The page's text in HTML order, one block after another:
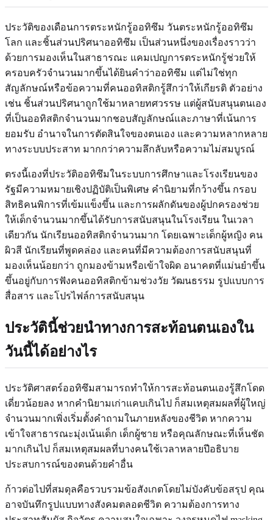
ประวัติของเดือนการตระหนักรู้ออทิซึม วันตระหนักรู้ออทิซึม
โลก และชิ้นส่วนปริศนาออทิซึม เป็นส่วนหนึ่งของเรื่องราวว่า
ด้วยการมองเห็นในสาธารณะ แคมเปญการตระหนักรู้ช่วยให้
ครอบครัวจำนวนมากขึ้นได้ยินคำว่าออทิซึม แต่ไม่ใช่ทุก
สัญลักษณ์หรือข้อความที่คนออทิสติกรู้สึกว่าให้เกียรติ ตัวอย่าง
เช่น ชิ้นส่วนปริศนาถูกใช้มาหลายทศวรรษ แต่ผู้สนับสนุนตนเอง
ที่เป็นออทิสติกจำนวนมากชอบสัญลักษณ์และภาษาที่เน้นการ
ยอมรับ อำนาจในการตัดสินใจของตนเอง และความหลากหลาย
ทางระบบประสาท มากกว่าความลึกลับหรือความไม่สมบูรณ์
ตรงนี้เองที่ประวัติออทิซึมในระบบการศึกษาและโรงเรียนของ
รัฐมีความหมายเชิงปฏิบัติเป็นพิเศษ คำนิยามที่กว้างขึ้น กรอบ
สิทธิคนพิการที่เข้มแข็งขึ้น และการผลักดันของผู้ปกครองช่วย
ให้เด็กจำนวนมากขึ้นได้รับการสนับสนุนในโรงเรียน ในเวลา
เดียวกัน นักเรียนออทิสติกจำนวนมาก โดยเฉพาะเด็กผู้หญิง คน
ผิวสี นักเรียนที่พูดคล่อง และคนที่มีความต้องการสนับสนุนที่
มองเห็นน้อยกว่า ถูกมองข้ามหรือเข้าใจผิด อนาคตที่แม่นยำขึ้น
ขึ้นอยู่กับการฟังคนออทิสติกข้ามช่วงวัย วัฒนธรรม รูปแบบการ
สื่อสาร และโปรไฟล์การสนับสนุน
ประวัตินี้ช่วยนำทางการสะท้อนตนเองใน
วันนี้ได้อย่างไร
ประวัติศาสตร์ออทิซึมสามารถทำให้การสะท้อนตนเองรู้สึกโดด
เดี่ยวน้อยลง หากคำนิยามเก่าแคบเกินไป ก็สมเหตุสมผลที่ผู้ใหญ่
จำนวนมากเพิ่งเริ่มตั้งคำถามในภายหลังของชีวิต หากความ
เข้าใจสาธารณะมุ่งเน้นเด็ก เด็กผู้ชาย หรือคุณลักษณะที่เห็นชัด
มากเกินไป ก็สมเหตุสมผลที่บางคนใช้เวลาหลายปีอธิบาย
ประสบการณ์ของตนด้วยคำอื่น
ก้าวต่อไปที่สมดุลคือรวบรวมข้อสังเกตโดยไม่บังคับข้อสรุป คุณ
อาจบันทึกรูปแบบทางสังคมตลอดชีวิต ความต้องการทาง